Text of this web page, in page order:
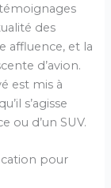
des
affluence, et la
d’avion.
est mis à
s’agisse
ou d’un SUV.
pour